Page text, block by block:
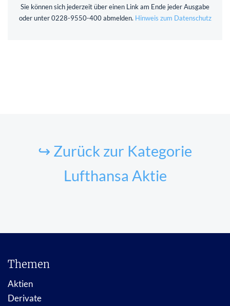
Sie können sich jederzeit über einen Link am Ende jeder Ausgabe
oder unter 0228-9550-400 abmelden. Hinweis zum Datenschutz
↪ Zurück zur Kategorie
Lufthansa Aktie
Themen
Aktien
Derivate